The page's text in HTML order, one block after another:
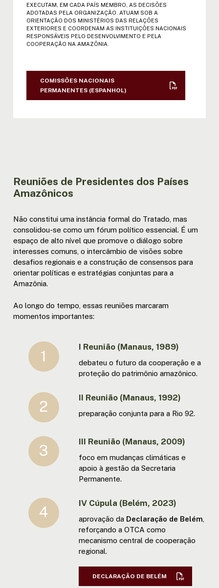
X REUNIÃO DE MINISTROS: ATA | DECL.
| RESOL. (ESPANHOL)
XI REUNIÃO DE MINISTROS: ATA |
XII REUNIÃO DE MINISTROS: ATA |
DECL. | RESOL. (ESPANHOL)
EXECUTAM, EM CADA PAÍS MEMBRO, AS DECISÕES
ADOTADAS PELA ORGANIZAÇÃO. ATUAM SOB A
ORIENTAÇÃO DOS MINISTÉRIOS DAS RELAÇÕES
EXTERIORES E COORDENAM AS INSTITUIÇÕES NACIONAIS
RESPONSÁVEIS PELO DESENVOLVIMENTO E PELA
COOPERAÇÃO NA AMAZÔNIA.
COMISSÕES NACIONAIS
PERMANENTES (ESPANHOL)
Reuniões de Presidentes dos Países
Amazônicos
Não constitui uma instância formal do Tratado, mas
consolidou-se como um fórum político essencial. É um
espaço de alto nível que promove o diálogo sobre
interesses comuns, o intercâmbio de visões sobre
desafios regionais e a construção de consensos para
orientar políticas e estratégias conjuntas para a
Amazônia.
Ao longo do tempo, essas reuniões marcaram
momentos importantes:
I Reunião (Manaus, 1989)
debateu o futuro da cooperação e a
proteção do patrimônio amazônico.
II Reunião (Manaus, 1992)
preparação conjunta para a Rio 92.
III Reunião (Manaus, 2009)
foco em mudanças climáticas e
apoio à gestão da Secretaria
Permanente.
IV Cúpula (Belém, 2023)
aprovação da Declaração de Belém
reforçando a OTCA como
mecanismo central de cooperação
regional.
DECLARAÇÃO DE BELÉM